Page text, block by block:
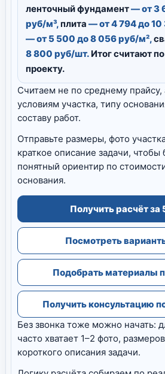
ленточный фундамент— от 3
руб/м³,плита — от 4 794 до 10
— от 5 500 до 8 056 руб/м²,
8 800 руб/шт. Итог считают
проекту.
Считаем не по среднему
условиям участка, типу
составу работ.
Отправьте размеры, фото
краткое описание задачи, чтобы
понятный ориентир по
основания.
Получить расчёт за
Посмотреть
Подобрать материалы
Получить консультацию
Без звонка тоже можно начать:
часто хватает 1–2 фото,
короткого описания задачи.